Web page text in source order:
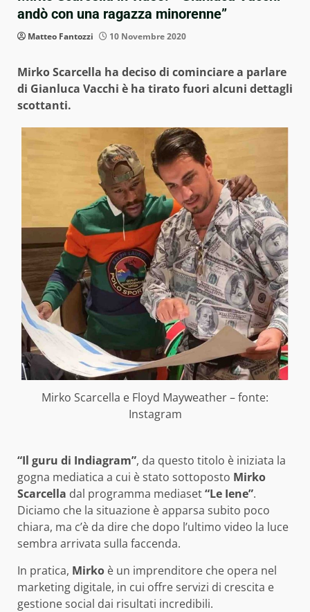
andò con una ragazza minorenne”
Matteo Fantozzi 10 Novembre 2020
Mirko Scarcella ha deciso di cominciare a parlare
di Gianluca Vacchi è ha tirato fuori alcuni dettagli
scottanti.
Mirko Scarcella e Floyd Mayweather – fonte:
Instagram
“Il guru di Indiagram”, da questo titolo è iniziata la
gogna mediatica a cui è stato sottoposto Mirko
Scarcella dal programma mediaset“Le Iene”.
Diciamo che la situazione è apparsa subito poco
chiara, ma c’è da dire che dopo l’ultimo video la luce
sembra arrivata sulla faccenda.
In pratica, Mirko è un imprenditore che opera nel
marketing digitale, in cui offre servizi di crescita e
gestione social dai risultati incredibili.